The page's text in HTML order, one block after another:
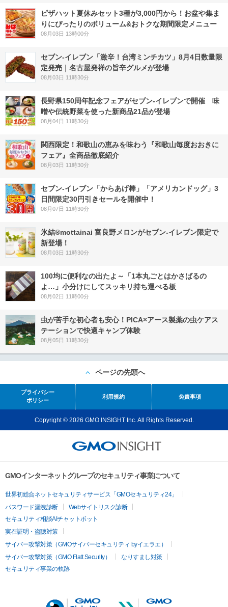
ピザハット夏休みセット3種が3,000円から！お盆や集ま
りにぴったりのボリューム&おトクな期間限定メニュー
08月03日 13時00分
セブン-イレブン「激辛！台湾ミンチカツ」8月4日数量限
定発売｜名古屋発祥の旨辛グルメが登場
08月03日 11時30分
長野県150周年記念フェアがセブン-イレブンで開催 味
噌や伝統野菜を使った新商品21品が登場
08月04日 11時30分
関西限定！和歌山の恵みを味わう『和歌山毎度おおきに
フェア』全商品徹底紹介
08月03日 11時30分
セブン‐イレブン「からあげ棒」「アメリカンドッグ」3
日間限定30円引きセールを開催中！
08月07日 11時30分
氷結®mottainai 富良野メロンがセブン‐イレブン限定で
新登場！
08月03日 11時30分
100均に便利なの出たよ～「1本丸ごとはかさばるの
よ…」小分けにしてスッキリ持ち運べる板
08月02日 11時00分
虫が苦手な初心者も安心！PICA×アース製薬の虫ケアス
テーションで快適キャンプ体験
08月05日 11時30分
ページの先頭へ
プライバシー
ポリシー
利用規約 免責事項
Copyright © 2026 GMO INSIGHT Inc. All Rights Reserved.
GMOインターネットグループのセキュリティ事業について
世界初総合ネットセキュリティサービス「GMOセキュリティ24」
パスワード漏洩診断
Webサイトリスク診断
セキュリティ相談AIチャットボット
実在証明・盗聴対策
サイバー攻撃対策（GMOサイバーセキュリティ byイエラエ）
サイバー攻撃対策（GMO Flatt Security）
なりすまし対策
セキュリティ事業の軌跡